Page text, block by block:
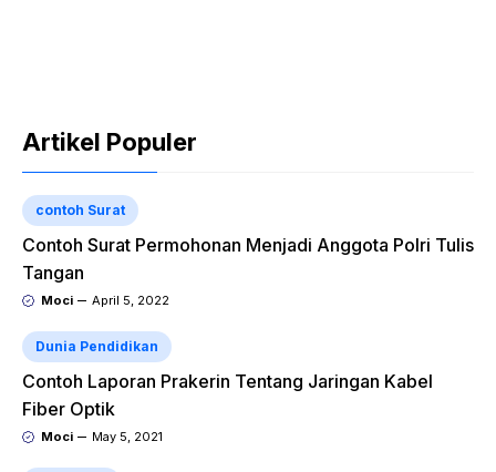
Artikel Populer
contoh Surat
Contoh Surat Permohonan Menjadi Anggota Polri Tulis
Tangan
Moci April 5, 2022
Dunia Pendidikan
Contoh Laporan Prakerin Tentang Jaringan Kabel
Fiber Optik
Moci May 5, 2021